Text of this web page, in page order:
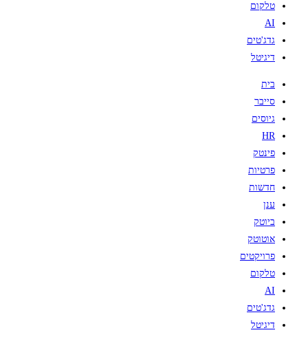
טלקום
AI
גדג'טים
דיגיטל
בית
סייבר
גיוסים
HR
פינטק
פרטיות
חדשות
ענן
ביוטק
אוטוטק
פרויקטים
טלקום
AI
גדג'טים
דיגיטל